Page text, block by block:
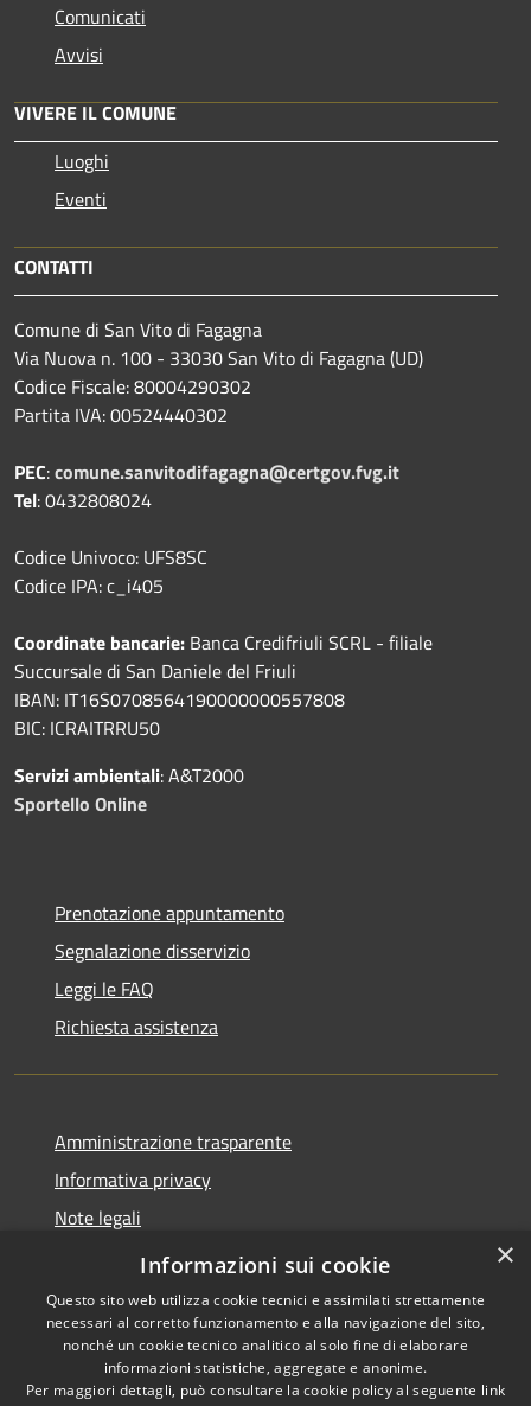
Comunicati
Avvisi
VIVERE IL COMUNE
Luoghi
Eventi
CONTATTI
Comune di San Vito di Fagagna
Via Nuova n. 100 - 33030 San Vito di Fagagna (UD)
Codice Fiscale: 80004290302
Partita IVA: 00524440302
PEC:comune.sanvitodifagagna@certgov.fvg.it
Tel: 0432808024
Codice Univoco: UFS8SC
Codice IPA: c_i405
Coordinate bancarie: Banca Credifriuli SCRL - filiale
Succursale di San Daniele del Friuli
IBAN: IT16S0708564190000000557808
BIC: ICRAITRRU50
Servizi ambientali: A&T2000
Sportello Online
Prenotazione appuntamento
Segnalazione disservizio
Leggi le FAQ
Richiesta assistenza
Amministrazione trasparente
Informativa privacy
Note legali
Dichiarazione di accessibilità
Copyright © 2026 • Comune di
×
Informazioni sui cookie
Questo sito web utilizza cookie tecnici e assimilati strettamente
necessari al corretto funzionamento e alla navigazione del sito,
nonché un cookie tecnico analitico al solo fine di elaborare
informazioni statistiche, aggregate e anonime.
Per maggiori dettagli, può consultare la cookie policy al seguente link